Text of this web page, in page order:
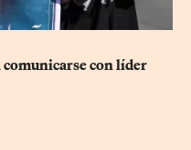
con líder